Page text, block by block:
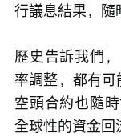
行議息結果，隨
歷史告訴我們
率調整，都有
空頭合約也隨
全球性的資金回